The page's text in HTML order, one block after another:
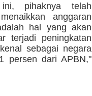
pihaknya telah
anggaran
hal yang akan
terjadi peningkatan
sebagai negara
persen dari APBN,"